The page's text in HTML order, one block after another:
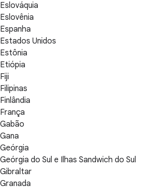
Eslováquia
Eslovênia
Espanha
Estados Unidos
Estônia
Etiópia
Fiji
Filipinas
Finlândia
França
Gabão
Gana
Geórgia
Geórgia do Sul e Ilhas Sandwich do Sul
Gibraltar
Granada